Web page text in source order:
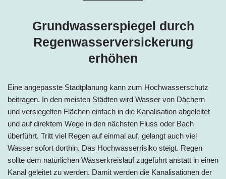
Grundwasserspiegel durch
Regenwasserversickerung
erhöhen
Eine angepasste Stadtplanung kann zum Hochwasserschutz
beitragen. In den meisten Städten wird Wasser von Dächern
und versiegelten Flächen einfach in die Kanalisation abgeleitet
und auf direktem Wege in den nächsten Fluss oder Bach
überführt. Tritt viel Regen auf einmal auf, gelangt auch viel
Wasser sofort dorthin. Das Hochwasserrisiko steigt. Regen
sollte dem natürlichen Wasserkreislauf zugeführt anstatt in einen
Kanal geleitet zu werden. Damit werden die Kanalisationen der